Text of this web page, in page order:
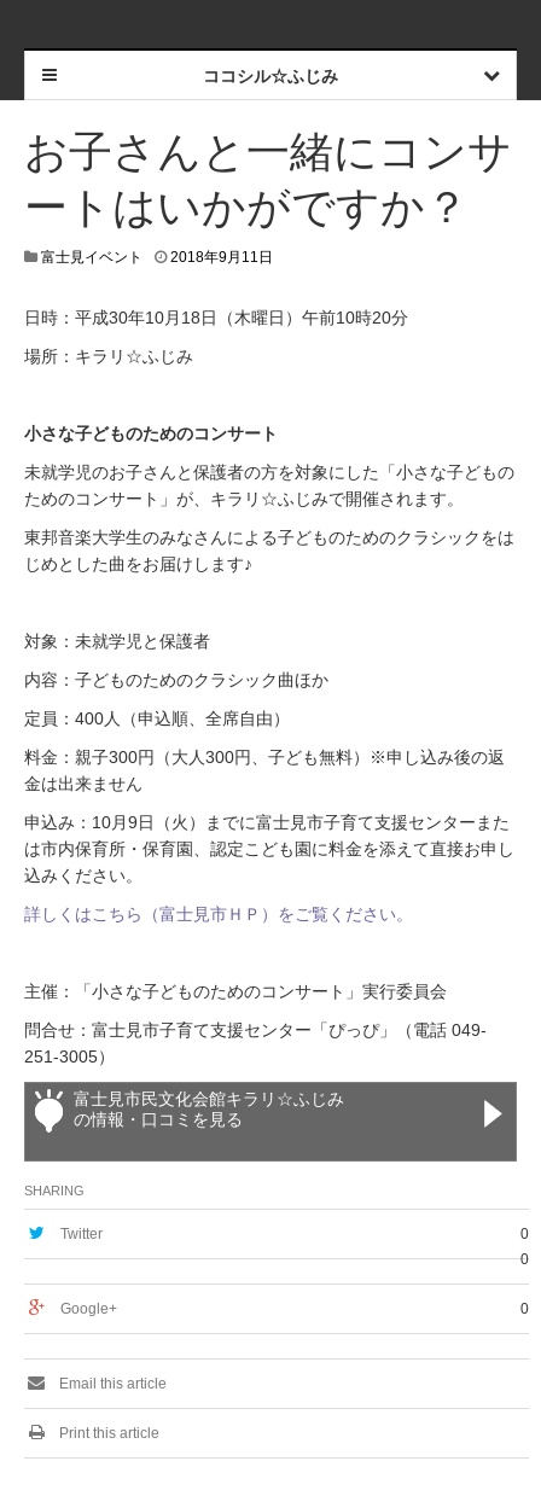
ココシル☆ふじみ
お子さんと一緒にコンサ
ートはいかがですか？
富士見イベント 2018年9月11日
日時：平成30年10月18日（木曜日）午前10時20分
場所：キラリ☆ふじみ
小さな子どものためのコンサート
未就学児のお子さんと保護者の方を対象にした「小さな子どもの
ためのコンサート」が、キラリ☆ふじみで開催されます。
東邦音楽大学生のみなさんによる子どものためのクラシックをは
じめとした曲をお届けします♪
対象：未就学児と保護者
内容：子どものためのクラシック曲ほか
定員：400人（申込順、全席自由）
料金：親子300円（大人300円、子ども無料）※申し込み後の返
金は出来ません
申込み：10月9日（火）までに富士見市子育て支援センターまた
は市内保育所・保育園、認定こども園に料金を添えて直接お申し
込みください。
詳しくはこちら（富士見市ＨＰ）をご覧ください。
主催：「小さな子どものためのコンサート」実行委員会
問合せ：富士見市子育て支援センター「ぴっぴ」（電話 049-
251-3005）
富士見市民文化会館キラリ☆ふじみ
の情報・口コミを見る
SHARING
Twitter
0
0
Google+ 0
Email this article
Print this article